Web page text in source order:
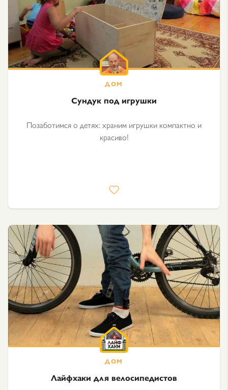
Сундук под игрушки
Позаботимся о детях: храним игрушки компактно и
красиво!
Лайфхаки для велосипедистов